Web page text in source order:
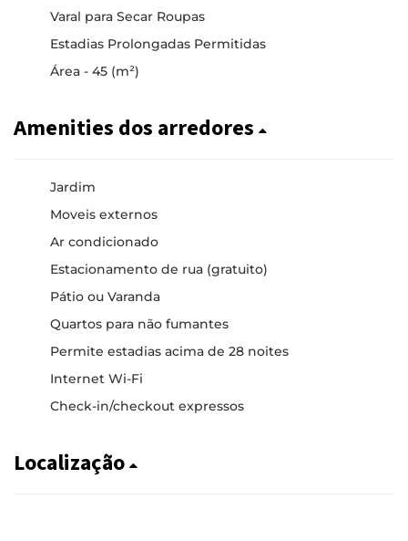
Varal para Secar Roupas
Estadias Prolongadas Permitidas
Área - 45 (m²)
Amenities dos arredores
Jardim
Moveis externos
Ar condicionado
Estacionamento de rua (gratuito)
Pátio ou Varanda
Quartos para não fumantes
Permite estadias acima de 28 noites
Internet Wi-Fi
Check-in/checkout expressos
Localização